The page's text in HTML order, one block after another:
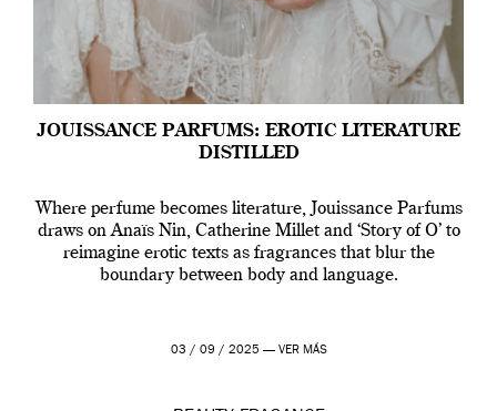
JOUISSANCE PARFUMS: EROTIC LITERATURE
DISTILLED
Where perfume becomes literature, Jouissance Parfums
draws on Anaïs Nin, Catherine Millet and ‘Story of O’ to
reimagine erotic texts as fragrances that blur the
boundary between body and language.
03 / 09 / 2025 — VER MÁS